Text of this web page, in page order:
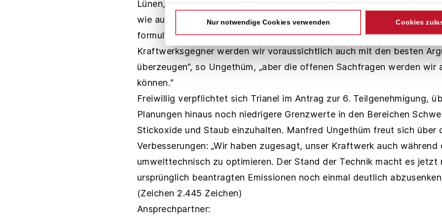
Nur notwendige Cookies verwenden Cookies
Lünen, Manfred Ungethüm. Vor diesem Hintergrund sei es
wie auch einzelne Bürger, darunter Ratsmitglieder der Lüner Grünen,
formuliert hätten, die im Erörterungstermin zu diskutieren seien.
Kraftwerksgegner werden wir voraussichtlich auch mit den besten
überzeugen“, so Ungethüm, „aber die offenen Sachfragen werden wir
können.“
Freiwillig verpflichtet sich Trianel im Antrag zur 6. Teilgenehmigung,
Planungen hinaus noch niedrigere Grenzwerte in den Bereichen
Stickoxide und Staub einzuhalten. Manfred Ungethüm freut sich über
Verbesserungen: „Wir haben zugesagt, unser Kraftwerk auch während
umwelttechnisch zu optimieren. Der Stand der Technik macht es jetzt
ursprünglich beantragten Emissionen noch einmal deutlich
(Zeichen 2.445 Zeichen)
Ansprechpartner: